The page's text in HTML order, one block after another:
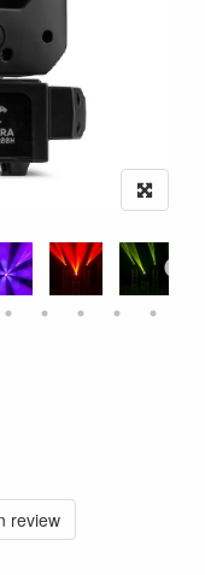
review